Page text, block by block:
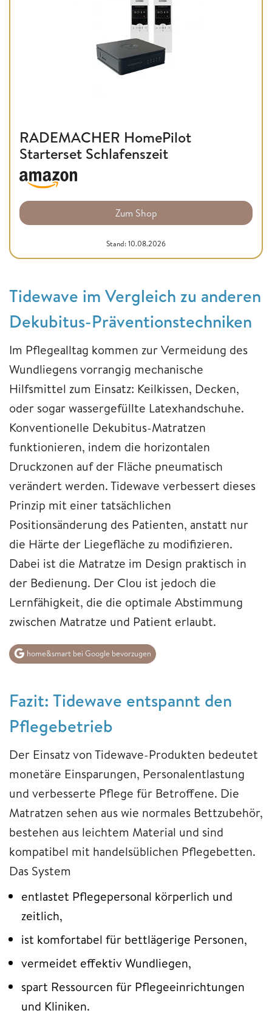
RADEMACHER HomePilot
Starterset Schlafenszeit
Zum Shop
Stand: 10.08.2026
Tidewave im Vergleich zu anderen
Dekubitus-Präventionstechniken
Im Pflegealltag kommen zur Vermeidung des
Wundliegens vorrangig mechanische
Hilfsmittel zum Einsatz: Keilkissen, Decken,
oder sogar wassergefüllte Latexhandschuhe.
Konventionelle Dekubitus-Matratzen
funktionieren, indem die horizontalen
Druckzonen auf der Fläche pneumatisch
verändert werden. Tidewave verbessert dieses
Prinzip mit einer tatsächlichen
Positionsänderung des Patienten, anstatt nur
die Härte der Liegefläche zu modifizieren.
Dabei ist die Matratze im Design praktisch in
der Bedienung. Der Clou ist jedoch die
Lernfähigkeit, die die optimale Abstimmung
zwischen Matratze und Patient erlaubt.
home&smart bei Google bevorzugen
Fazit: Tidewave entspannt den
Pflegebetrieb
Der Einsatz von Tidewave-Produkten bedeutet
monetäre Einsparungen, Personalentlastung
und verbesserte Pflege für Betroffene. Die
Matratzen sehen aus wie normales Bettzubehör,
bestehen aus leichtem Material und sind
kompatibel mit handelsüblichen Pflegebetten.
Das System
entlastet Pflegepersonal körperlich und
zeitlich,
ist komfortabel für bettlägerige Personen,
vermeidet effektiv Wundliegen,
spart Ressourcen für Pflegeeinrichtungen
und Kliniken.